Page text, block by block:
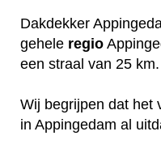
Dakdekker
gehele regio
een straal van 25 km.
Wij begrijpen dat het
in Appingedam al